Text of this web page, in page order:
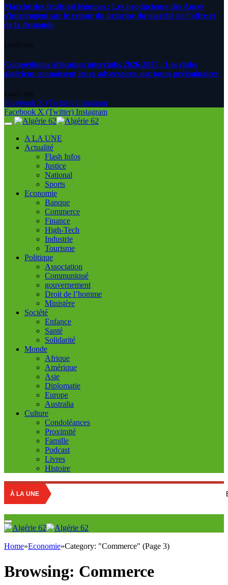
Marché des fruits est légumes : Les producteurs des Aures
s’interrogent sur le retour du principe du marché de l’offre et
de la demande
6 AOÛT 2026
Compétitions africaines interclubs 2026-2027 : Les clubs
algériens connaissent leurs adversaires aux tours préliminaires
6 AOÛT 2026
Facebook X (Twitter) Instagram
Facebook X (Twitter) Instagram
A LA UNE
Actualité
Flash Infos
Justice
National
Sports
Economie
Banque
Commerce
Finance
High-Tech
Industrie
Tourisme
Politique
Association
Communiqué
gouvernement
Droit de l’homme
Ministère
Société
Enfance
Santé
Solidarité
Monde
Afrique
Amérique
Asie
Diplomatie
Europe
Australia
Culture
Condoléances
Proximité
Famille
Podcast
Livres
Histoire
À LA UNE Education
Home»Economie»Category: "Commerce" (Page 3)
Browsing: Commerce